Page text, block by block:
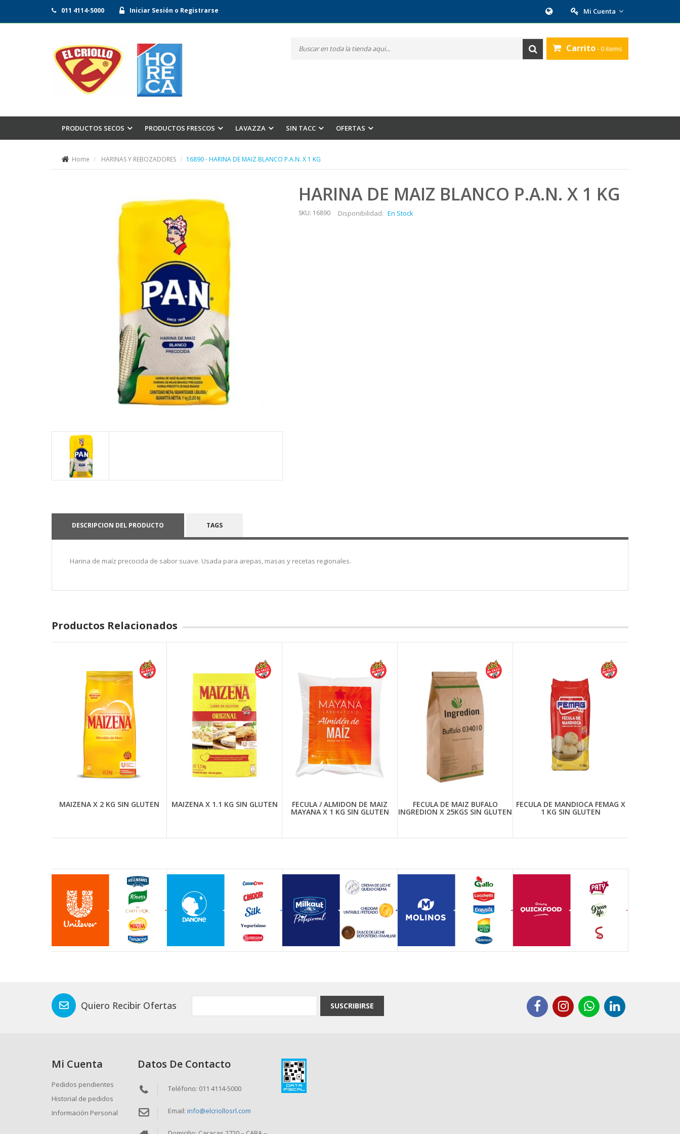
011 4114-5000 Iniciar Sesión o Registrarse Mi Cuenta
Carrito- 0 items
PRODUCTOS SECOS PRODUCTOS FRESCOS LAVAZZA SIN TACC OFERTAS
Home HARINAS Y REBOZADORES 16890 - HARINA DE MAIZ BLANCO P.A.N. X 1 KG
HARINA DE MAIZ BLANCO P.A.N. X 1 KG
SKU: 16890 Disponibilidad: En Stock
DESCRIPCION DEL PRODUCTO TAGS
Harina de maíz precocida de sabor suave. Usada para arepas, masas y recetas regionales.
Productos Relacionados
MAIZENA X 2 KG SIN GLUTEN MAIZENA X 1.1 KG SIN GLUTEN FECULA / ALMIDON DE MAIZ
MAYANA X 1 KG SIN GLUTEN
FECULA DE MAIZ BUFALO
INGREDION X 25KGS SIN GLUTEN
FECULA DE MANDIOCA FEMAG X
1 KG SIN GLUTEN
Quiero Recibir Ofertas SUSCRIBIRSE
Mi Cuenta
Pedidos pendientes
Historial de pedidos
Información Personal
Datos De Contacto
Teléfono: 011 4114-5000
Email:info@elcriollosrl.com